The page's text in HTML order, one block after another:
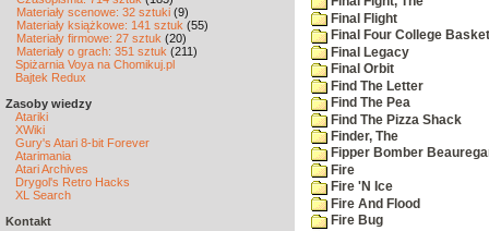
Materiały scenowe: 32 sztuki (9)
Materiały książkowe: 141 sztuk (55)
Materiały firmowe: 27 sztuk (20)
Materiały o grach: 351 sztuk (211)
Spiżarnia Voya na Chomikuj.pl
Bajtek Redux
Zasoby wiedzy
Atariki
XWiki
Gury's Atari 8-bit Forever
Atarimania
Atari Archives
Drygol's Retro Hacks
XL Search
Kontakt
Final Flight
Final Four College
Final Legacy
Final Orbit
Find The Letter
Find The Pea
Find The Pizza Shack
Finder, The
Fipper Bomber
Fire
Fire 'N Ice
Fire And Flood
Fire Bug